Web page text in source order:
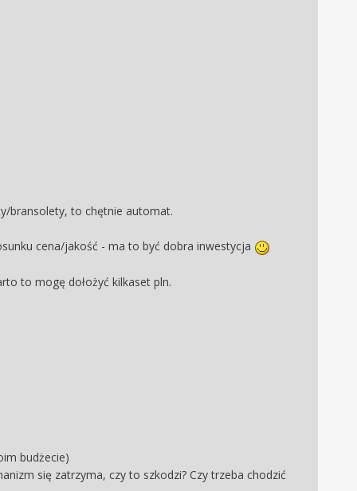
bransolety, to chętnie automat.
cena/jakość - ma to być dobra inwestycja
to mogę dołożyć kilkaset pln.
budżecie)
się zatrzyma, czy to szkodzi? Czy trzeba chodzić